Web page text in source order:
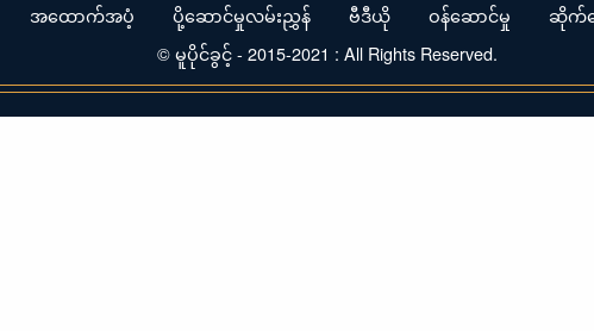
အထောက်အပံ့ ပို့ဆောင်မှုလမ်းညွှန် ဗီဒီယို ဝန်ဆောင်မှု
ဆိုက်မ
© မူပိုင်ခွင့် - 2015-2021 : All Rights Reserved.